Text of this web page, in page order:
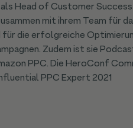
Head of Customer
mit ihrem Team für
für die erfolgreiche
Zudem ist sie
PPC. Die HeroConf
PPC Expert 2021